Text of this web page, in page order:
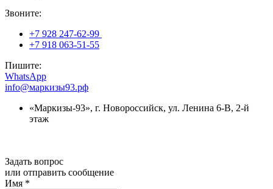
Звоните:
+7 928 247-62-99
+7 918 063-51-55
Пишите:
WhatsApp
info@маркизы93.рф
«Маркизы-93», г. Новороссийск, ул. Ленина 6-В, 2-й
этаж
Задать вопрос
или отправить сообщение­
Имя *